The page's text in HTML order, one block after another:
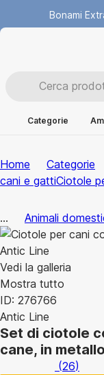
Bonami
Categorie
Home Categorie
cani e gattiCiotole
... Animali
Vedi la galleria
Mostra tutto
ID: 276766
Antic Line
Set di ciotole
cane, in
(26)